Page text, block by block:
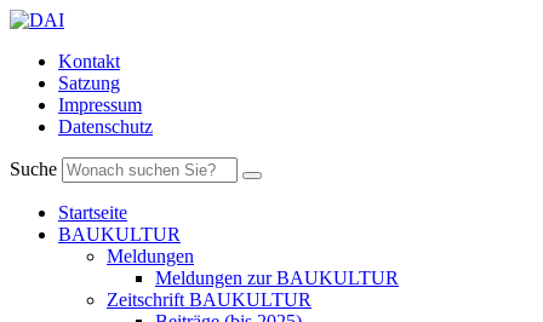
Kontakt
Satzung
Impressum
Datenschutz
Suche
Startseite
BAUKULTUR
Meldungen
Meldungen zur BAUKULTUR
Zeitschrift BAUKULTUR